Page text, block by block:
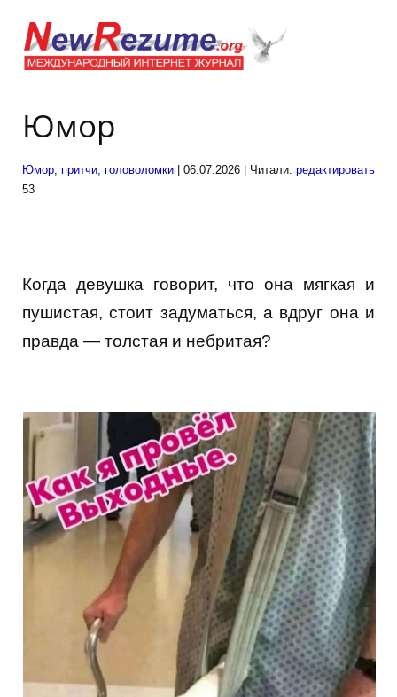
Юмор
редактировать
Юмор, притчи, головоломки | 06.07.2026 | Читали:
53
Когда девушка говорит, что она мягкая и
пушистая, стоит задуматься, а вдруг она и
правда — толстая и небритая?